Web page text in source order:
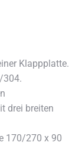
Klappplatte.
304.
drei breiten
170/270 x 90